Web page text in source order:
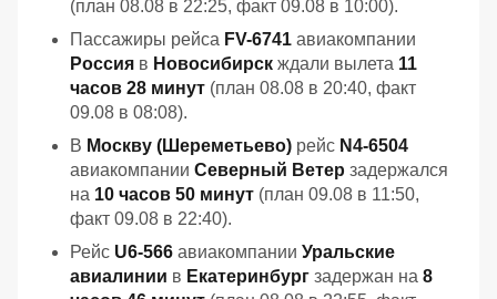
(план 08.08 в 22:25, факт 09.08 в 10:00).
Пассажиры рейса FV-6741 авиакомпании
Россия в Новосибирск ждали вылета 11
часов 28 минут (план 08.08 в 20:40, факт
09.08 в 08:08).
В Москву (Шереметьево) рейс N4-6504
авиакомпании Северный Ветер задержался
на 10 часов 50 минут (план 09.08 в 11:50,
факт 09.08 в 22:40).
Рейс U6-566 авиакомпании Уральские
авиалинии в Екатеринбург задержан на 8